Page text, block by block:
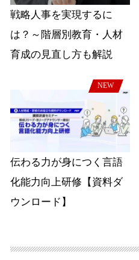
戦略人事を実現するに
は？～階層別教育・人材
育成の見直し方も解説
NEW
伝わる力が身につく言語
化能力向上研修【資料ダ
ウンロード】